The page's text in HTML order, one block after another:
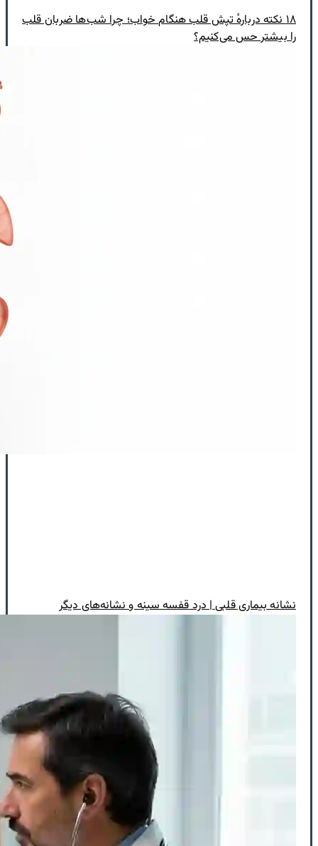
۱۸ نکته دربارهٔ تپش قلب هنگام خواب؛ چرا شب‌ها ضربان قلب
را بیشتر حس می‌کنیم؟
نشانه بیماری قلبی | درد قفسه سینه و نشانه‌های دیگر